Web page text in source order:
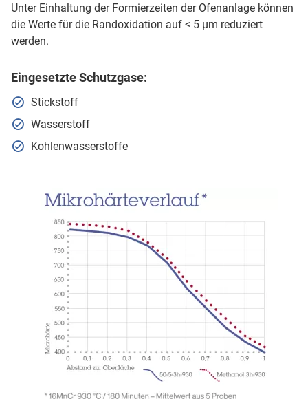
Unter Einhaltung der Formierzeiten der Ofenanlage können
die Werte für die Randoxidation auf < 5 μm reduziert
werden.
EingesetzteSchutzgase:
Stickstoff
Wasserstoff
Kohlenwasserstoffe